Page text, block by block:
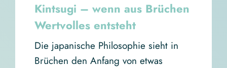
Kintsugi – wenn aus Brüchen
Wertvolles entsteht
Die japanische Philosophie sieht in
Brüchen den Anfang von etwas